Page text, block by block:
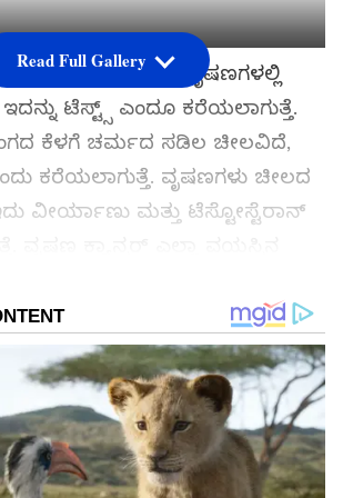
(Testicular cancer) ವೃಷಣಗಳಲ್ಲಿ
ಇದನ್ನು ಟೆಸ್ಟ್ಸ್ ಎಂದೂ ಕರೆಯಲಾಗುತ್ತೆ.
ಕೆಳಗೆ ಚರ್ಮದ ಸಡಿಲ ಚೀಲವಿದೆ,
ಕರೆಯಲಾಗುತ್ತೆ. ವೃಷಣಗಳು ಚೀಲದ
ವೀರ್ಯಾಣು ಮತ್ತು ಟೆಸ್ಟೋಸ್ಟೆರಾನ್
asianet suvarna news ಅನ್ನು
ಆಯ್ಕೆ ಮಾಡಿಕೊಳ್ಳಿ
Read Full Gallery